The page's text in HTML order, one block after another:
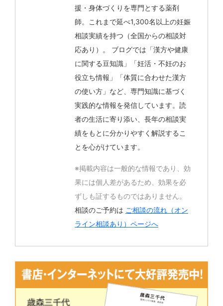
援・身体づくりを専門とする薬剤
師。これまで延べ1,300名以上の妊娠
相談実績を持つ（全国からの相談対
応あり）。 ブログでは「漢方や健康
に関する豆知識」「妊活・不妊のお
役立ち情報」「体質に合わせた漢方
の使い方」など、専門知識に基づく
実践的な情報を発信しています。読
者の生活に寄り添い、長年の相談実
績をもとに分かりやすく解説するこ
とを心がけています。
※掲載内容は一般的な情報であり、効
果には個人差があるため、効果を必
ずしも証するものではありません。
相談のご予約は ご相談の流れ（オン
ライン相談あり）ページへ